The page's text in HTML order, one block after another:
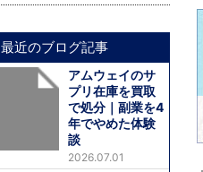
最近のブログ記事
アムウェイのサ
プリ在庫を買取
で処分｜副業を4
年でやめた体験
談
2026.07.01